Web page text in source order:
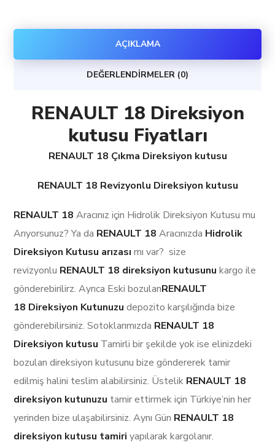
AÇIKLAMA
DEĞERLENDIRMELER (0)
RENAULT 18 Direksiyon
kutusu Fiyatları
RENAULT 18 Çıkma Direksiyon kutusu
RENAULT 18 Revizyonlu Direksiyon kutusu
RENAULT 18Aracınız için Hidrolik Direksiyon Kutusu mu
Arıyorsunuz? Ya da RENAULT 18Aracınızda Hidrolik
Direksiyon Kutusu arızası mı var? size
revizyonlu RENAULT 18 direksiyon kutusunu kargo ile
gönderebirilirz. Ayrıca Eski bozulanRENAULT
18 Direksiyon Kutunuzu depozito karşılığında bize
gönderebilirsiniz. Sotoklarımızda RENAULT 18
Direksiyon kutusu Tamirli bir şekilde yok ise elinizdeki
bozulan direksiyon kutusunu bize göndererek tamir
edilmiş halini teslim alabilirsiniz. Üstelik RENAULT 18
direksiyon kutunuzu tamir ettirmek için Türkiye’nin her
yerinden bize ulaşabilirsiniz. Aynı Gün RENAULT 18
direksiyon kutusu tamiri yapılarak kargolanır.